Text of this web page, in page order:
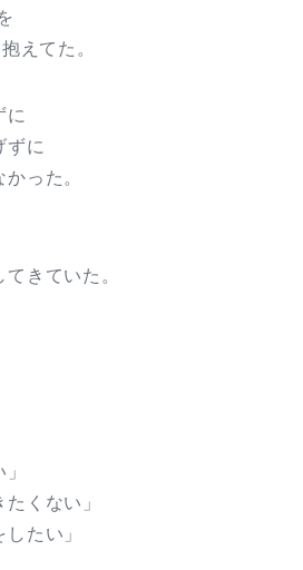
えてた。
に
ずに
った。
きていた。
くない」
たい」